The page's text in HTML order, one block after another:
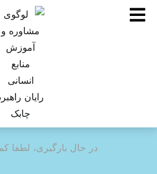
در حال بارگیری، لطفا